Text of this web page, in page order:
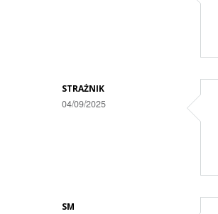
STRAŻNIK
04/09/2025
SM